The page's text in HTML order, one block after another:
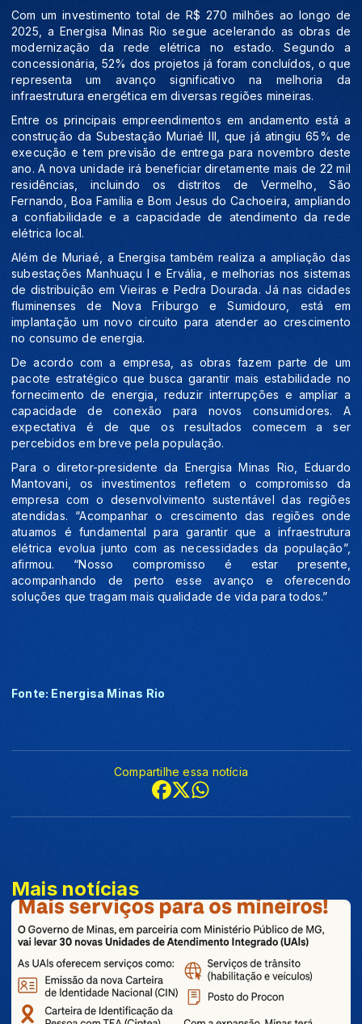
Com um investimento total de R$ 270 milhões ao longo de
2025, a Energisa Minas Rio segue acelerando as obras de
modernização da rede elétrica no estado. Segundo a
concessionária, 52% dos projetos já foram concluídos, o que
representa um avanço significativo na melhoria da
infraestrutura energética em diversas regiões mineiras.
Entre os principais empreendimentos em andamento está a
construção da Subestação Muriaé III, que já atingiu 65% de
execução e tem previsão de entrega para novembro deste
ano. A nova unidade irá beneficiar diretamente mais de 22 mil
residências, incluindo os distritos de Vermelho, São
Fernando, Boa Família e Bom Jesus do Cachoeira, ampliando
a confiabilidade e a capacidade de atendimento da rede
elétrica local.
Além de Muriaé, a Energisa também realiza a ampliação das
subestações Manhuaçu I e Ervália, e melhorias nos sistemas
de distribuição em Vieiras e Pedra Dourada. Já nas cidades
fluminenses de Nova Friburgo e Sumidouro, está em
implantação um novo circuito para atender ao crescimento
no consumo de energia.
De acordo com a empresa, as obras fazem parte de um
pacote estratégico que busca garantir mais estabilidade no
fornecimento de energia, reduzir interrupções e ampliar a
capacidade de conexão para novos consumidores. A
expectativa é de que os resultados comecem a ser
percebidos em breve pela população.
Para o diretor-presidente da Energisa Minas Rio, Eduardo
Mantovani, os investimentos refletem o compromisso da
empresa com o desenvolvimento sustentável das regiões
atendidas. “Acompanhar o crescimento das regiões onde
atuamos é fundamental para garantir que a infraestrutura
elétrica evolua junto com as necessidades da população”,
afirmou. “Nosso compromisso é estar presente,
acompanhando de perto esse avanço e oferecendo
soluções que tragam mais qualidade de vida para todos.”
Fonte: Energisa Minas Rio
Compartilhe essa notícia
Mais notícias